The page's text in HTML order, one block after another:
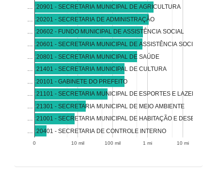
0 10 mil 100 mil 1 mi 10 mi
…
…
…
…
…
…
…
…
20901 - SECRETARIA MUNICIPAL DE AGRICULTURA
20201 - SECRETARIA DE ADMINISTRAÇÃO
20602 - FUNDO MUNICIPAL DE ASSISTÊNCIA SOCIAL
20601 - SECRETARIA MUNICIPAL DE ASSISTÊNCIA SOCIAL
20801 - SECRETARIA MUNICIPAL DE SAÚDE
21401 - SECRETARIA MUNICIPAL DE CULTURA
20101 - GABINETE DO PREFEITO
21101 - SECRETARIA MUNICIPAL DE ESPORTES E LAZER
21301 - SECRETARIA MUNICIPAL DE MEIO AMBIENTE
21001 - SECRETARIA MUNICIPAL DE HABITAÇÃO E
20401 - SECRETARIA DE CONTROLE INTERNO